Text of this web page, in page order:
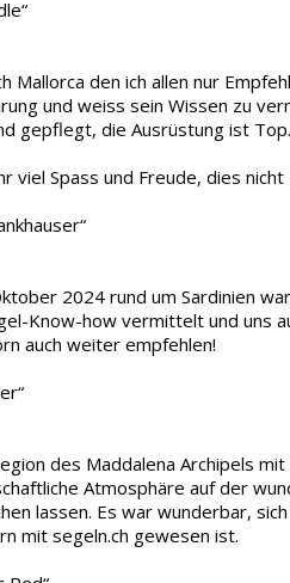
Mallorca den ich allen nur
und weiss sein Wissen zu
gepflegt, die Ausrüstung ist
viel Spass und Freude, dies
2024 rund um Sardinien
Know-how vermittelt und uns
auch weiter empfehlen!
des Maddalena Archipels
Atmosphäre auf der
lassen. Es war wunderbar,
mit segeln.ch gewesen ist.